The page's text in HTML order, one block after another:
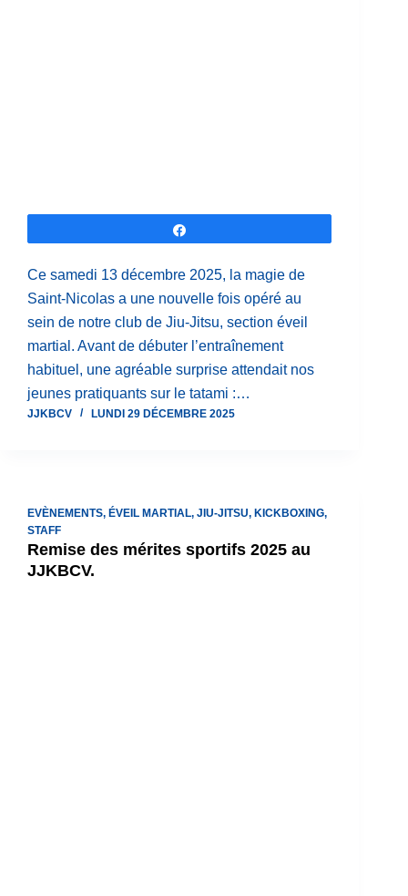
Ce samedi 13 décembre 2025, la magie de
Saint-Nicolas a une nouvelle fois opéré au
sein de notre club de Jiu-Jitsu, section éveil
martial. Avant de débuter l’entraînement
habituel, une agréable surprise attendait nos
jeunes pratiquants sur le tatami :…
JJKBCV LUNDI 29 DÉCEMBRE 2025
EVÈNEMENTS, ÉVEIL MARTIAL, JIU-JITSU, KICKBOXING,
STAFF
Remise des mérites sportifs 2025 au
JJKBCV.